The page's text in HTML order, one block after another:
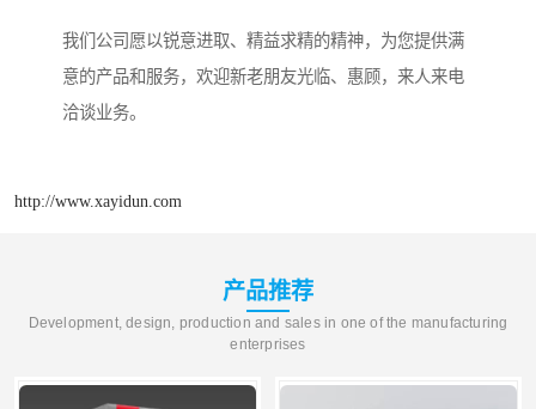
我们公司愿以锐意进取、精益求精的精神，为您提供满
意的产品和服务，欢迎新老朋友光临、惠顾，来人来电
洽谈业务。
http://www.xayidun.com
产品推荐
Development, design, production and sales in one of the manufacturing
enterprises